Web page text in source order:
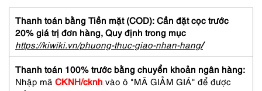
tay/
đeo
chéo-
PALOMA
PICASSO
leather
handbag/crossbody
Thanh toán bằng Tiền mặt (COD): Cần đặt cọc trước
20% giá trị đơn hàng, Quy định trong mục
https://kiwiki.vn/phuong-thuc-giao-nhan-hang/
Thanh toán 100% trước bằng chuyển khoản ngân hàng:
Nhập mã CKNH/cknh vào ô "MÃ GIẢM GIÁ" để được